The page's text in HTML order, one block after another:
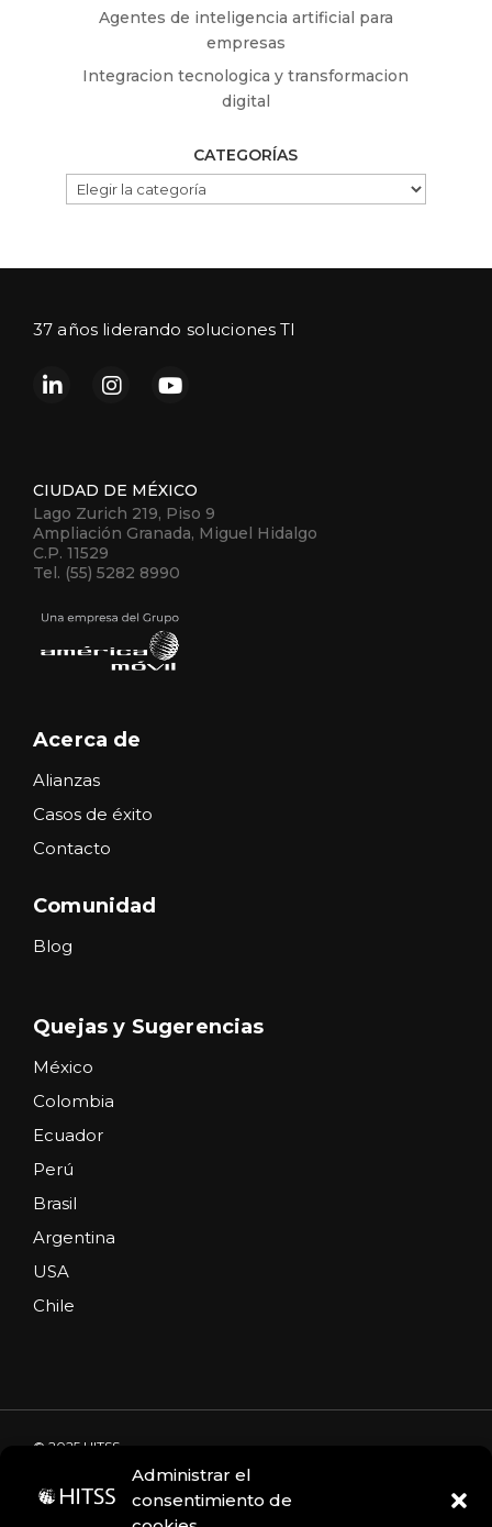
Administrar el
consentimiento de
Agentes de inteligencia artificial para
empresas
Integracion tecnologica y transformacion
digital
CATEGORÍAS
CATEGORÍAS
37 años liderando soluciones TI
CIUDAD DE MÉXICO
Lago Zurich 219, Piso 9
Ampliación Granada, Miguel Hidalgo
C.P. 11529
Tel. (55) 5282 8990
Acerca de
Alianzas
Casos de éxito
Contacto
Comunidad
Blog
Quejas y Sugerencias
México
Colombia
Ecuador
Perú
Brasil
Argentina
USA
Chile
© 2025 HITSS